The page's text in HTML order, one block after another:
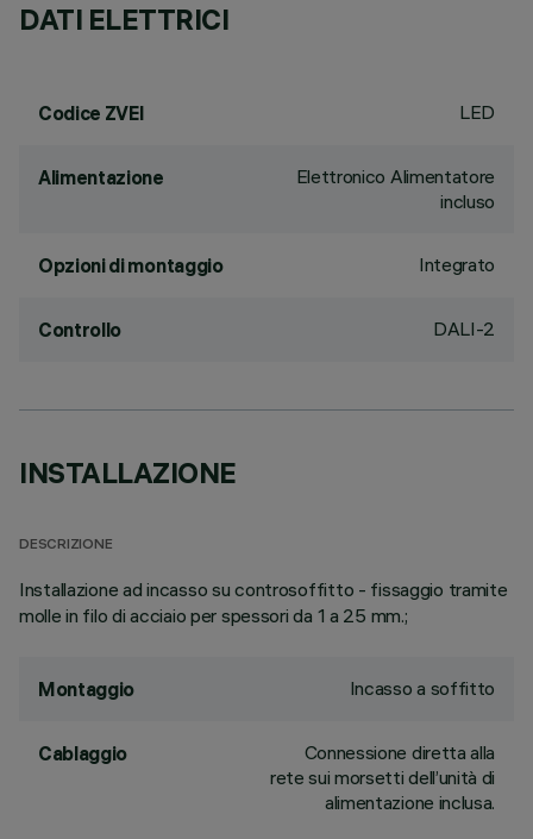
DATI ELETTRICI
Codice ZVEI LED
Alimentazione
Elettronico Alimentatore
incluso
Opzioni di montaggio Integrato
Controllo DALI-2
INSTALLAZIONE
DESCRIZIONE
Installazione ad incasso su controsoffitto - fissaggio tramite
molle in filo di acciaio per spessori da 1 a 25 mm.;
Montaggio Incasso a soffitto
Cablaggio
Connessione diretta alla
rete sui morsetti dell’unità di
alimentazione inclusa.